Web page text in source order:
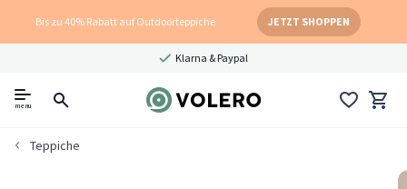
Bis zu 40% Rabatt auf Outdoorteppiche JETZT SHOPPEN
Klarna & Paypal
menu
Teppiche